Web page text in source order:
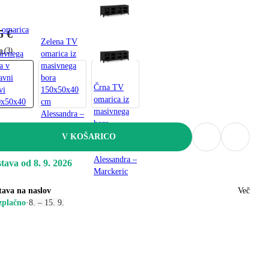
€
(3)
v
–
Zelena TV
omarica iz
masivnega
bora
150x50x40
cm
Alessandra –
Črna TV
omarica iz
masivnega
bora
150x50x40
Alessandra –
Marckeric
V KOŠARICO
od 8. 9. 2026
na naslov
·8. – 15. 9.
Več